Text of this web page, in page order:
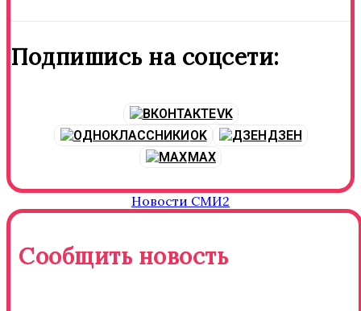
Подпишись на соцсети:
VK
OK
ДЗЕН
MAX
Новости СМИ2
Сообщить новость